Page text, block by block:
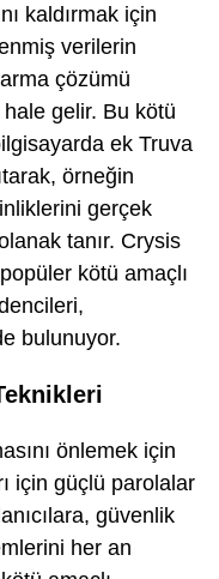
kaldırmak için
verilerin
çözümü
hale gelir. Bu kötü
ek Truva
örneğin
gerçek
tanır. Crysis
kötü amaçlı
bulunuyor.
önlemek için
için güçlü parolalar
güvenlik
her an